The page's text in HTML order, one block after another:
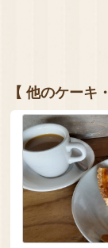
【 他のケーキ